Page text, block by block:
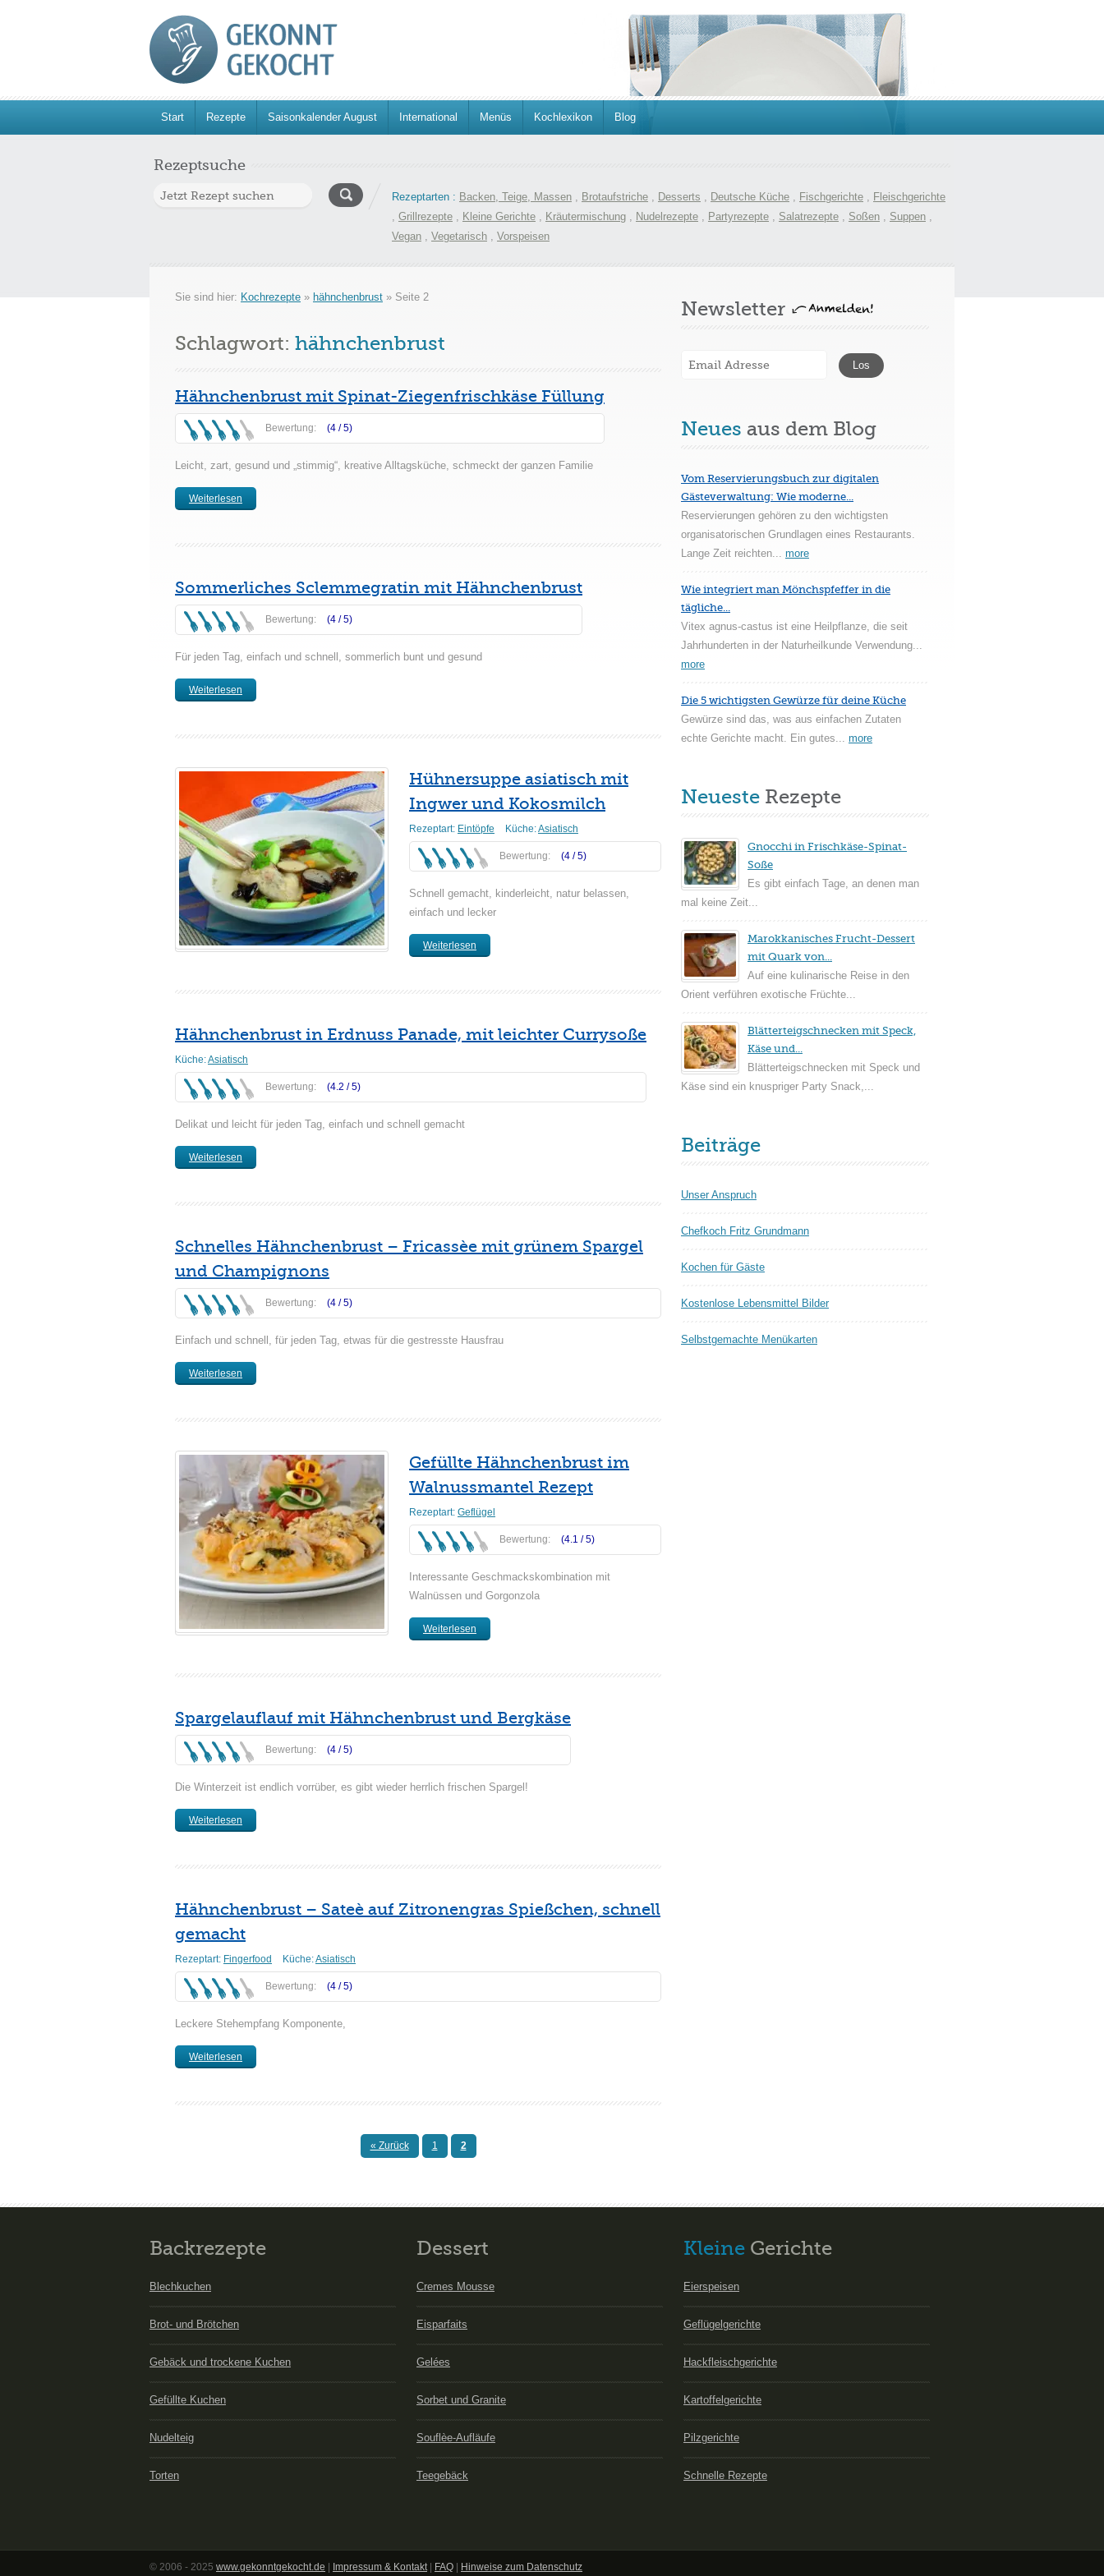
Start Rezepte Saisonkalender August International Menüs Kochlexikon Blog
Rezeptsuche
Rezeptarten : Backen, Teige, Massen , Brotaufstriche , Desserts , Deutsche Küche , Fischgerichte , Fleischgerichte
, Grillrezepte , Kleine Gerichte , Kräutermischung , Nudelrezepte , Partyrezepte , Salatrezepte , Soßen , Suppen ,
Vegan , Vegetarisch , Vorspeisen
Sie sind hier: Kochrezepte » hähnchenbrust » Seite 2
Schlagwort: hähnchenbrust
Hähnchenbrust mit Spinat-Ziegenfrischkäse Füllung
Bewertung: (4 /5)
Leicht, zart, gesund und „stimmig“, kreative Alltagsküche, schmeckt der ganzen Familie
Weiterlesen
Sommerliches Sclemmegratin mit Hähnchenbrust
Bewertung: (4 /5)
Für jeden Tag, einfach und schnell, sommerlich bunt und gesund
Weiterlesen
Hühnersuppe asiatisch mit
Ingwer und Kokosmilch
Rezeptart: Eintöpfe Küche:Asiatisch
Bewertung: (4 /5)
Schnell gemacht, kinderleicht, natur belassen,
einfach und lecker
Weiterlesen
Hähnchenbrust in Erdnuss Panade, mit leichter Currysoße
Küche:Asiatisch
Bewertung: (4.2 /5)
Delikat und leicht für jeden Tag, einfach und schnell gemacht
Weiterlesen
Schnelles Hähnchenbrust – Fricassèe mit grünem Spargel
und Champignons
Bewertung: (4 /5)
Einfach und schnell, für jeden Tag, etwas für die gestresste Hausfrau
Weiterlesen
Gefüllte Hähnchenbrust im
Walnussmantel Rezept
Rezeptart: Geflügel
Bewertung: (4.1 /5)
Interessante Geschmackskombination mit
Walnüssen und Gorgonzola
Weiterlesen
Spargelauflauf mit Hähnchenbrust und Bergkäse
Bewertung: (4 /5)
Die Winterzeit ist endlich vorrüber, es gibt wieder herrlich frischen Spargel!
Weiterlesen
Hähnchenbrust – Sateè auf Zitronengras Spießchen, schnell
gemacht
Rezeptart: Fingerfood Küche:Asiatisch
Bewertung: (4 /5)
Leckere Stehempfang Komponente,
Weiterlesen
« Zurück 1 2
Newsletter
Neues aus dem Blog
Vom Reservierungsbuch zur digitalen
Gästeverwaltung: Wie moderne...
Reservierungen gehören zu den wichtigsten
organisatorischen Grundlagen eines Restaurants.
Lange Zeit reichten... more
Wie integriert man Mönchspfeffer in die
tägliche...
Vitex agnus-castus ist eine Heilpflanze, die seit
Jahrhunderten in der Naturheilkunde Verwendung...
more
Die 5 wichtigsten Gewürze für deine Küche
Gewürze sind das, was aus einfachen Zutaten
echte Gerichte macht. Ein gutes... more
Neueste Rezepte
Gnocchi in Frischkäse-Spinat-
Soße
Es gibt einfach Tage, an denen man
mal keine Zeit...
Marokkanisches Frucht-Dessert
mit Quark von...
Auf eine kulinarische Reise in den
Orient verführen exotische Früchte...
Blätterteigschnecken mit Speck,
Käse und...
Blätterteigschnecken mit Speck und
Käse sind ein knuspriger Party Snack,...
Beiträge
Unser Anspruch
Chefkoch Fritz Grundmann
Kochen für Gäste
Kostenlose Lebensmittel Bilder
Selbstgemachte Menükarten
Backrezepte
Blechkuchen
Brot- und Brötchen
Gebäck und trockene Kuchen
Gefüllte Kuchen
Nudelteig
Torten
Dessert
Cremes Mousse
Eisparfaits
Gelées
Sorbet und Granite
Souflèe-Aufläufe
Teegebäck
Kleine Gerichte
Eierspeisen
Geflügelgerichte
Hackfleischgerichte
Kartoffelgerichte
Pilzgerichte
Schnelle Rezepte
© 2006 - 2025 www.gekonntgekocht.de Impressum & Kontakt| FAQ Hinweise zum Datenschutz